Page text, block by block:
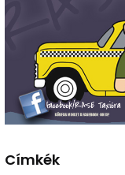
Címkék